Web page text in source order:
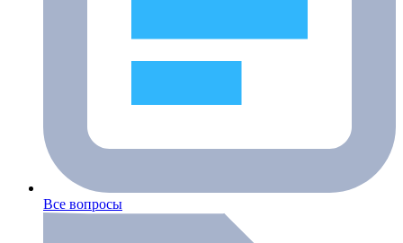
Все вопросы